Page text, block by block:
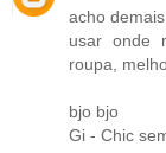
acho
usar onde
roupa,
bjo bjo
Gi - Chic